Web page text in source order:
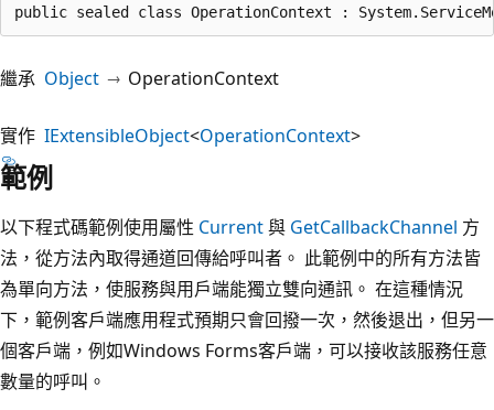
public sealed class OperationContext :
繼承 Object OperationContext
實作 IExtensibleObject<OperationContext>
範例
以下程式碼範例使用屬性 Current與 GetCallbackChannel 方
法，從方法內取得通道回傳給呼叫者。 此範例中的所有方法皆
為單向方法，使服務與用戶端能獨立雙向通訊。 在這種情況
下，範例客戶端應用程式預期只會回撥一次，然後退出，但另一
個客戶端，例如Windows Forms客戶端，可以接收該服務任意
數量的呼叫。